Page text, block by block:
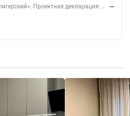
Застройщик — ООО СЗ «Селигерский». Проектная декларация — наш.дом.рф. Акция до 28.02.26. Не оферта. Подробности — Level.ru